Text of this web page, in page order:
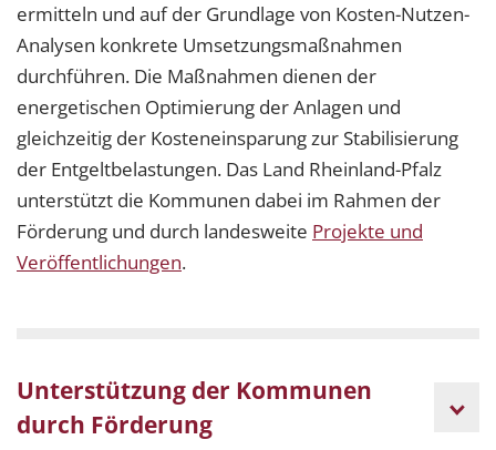
ermitteln und auf der Grundlage von Kosten-Nutzen-
Analysen konkrete Umsetzungsmaßnahmen
durchführen. Die Maßnahmen dienen der
energetischen Optimierung der Anlagen und
gleichzeitig der Kosteneinsparung zur Stabilisierung
der Entgeltbelastungen. Das Land Rheinland-Pfalz
unterstützt die Kommunen dabei im Rahmen der
Förderung und durch landesweite Projekte und
Veröffentlichungen.
Unterstützung der Kommunen
durch Förderung